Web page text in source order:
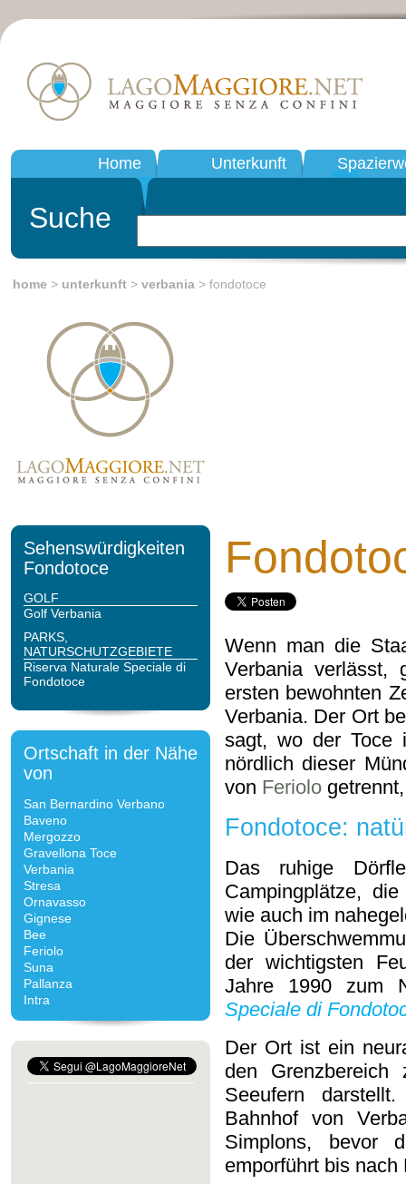
Home Unterkunft
Suche
home > unterkunft > verbania > fondotoce
Sehenswürdigkeiten
Fondotoce
GOLF
Golf Verbania
PARKS,
NATURSCHUTZGEBIETE
Riserva Naturale Speciale di
Fondotoce
Ortschaft in der Nähe
von
San Bernardino Verbano
Baveno
Mergozzo
Gravellona Toce
Verbania
Stresa
Ornavasso
Gignese
Bee
Feriolo
Suna
Pallanza
Intra
Wenn man die
Verbania
ersten bewohnten
Verbania. Der Ort
sagt, wo der Toce
nördlich dieser
von Feriolo
Fondotoce:
Das ruhige
Campingplätze,
wie auch im
Die
der wichtigsten
Jahre 1990 zum
Speciale di
Der Ort ist ein
den Grenzbereich
Seeufern
Bahnhof von
Simplons, bevor
emporführt bis nach